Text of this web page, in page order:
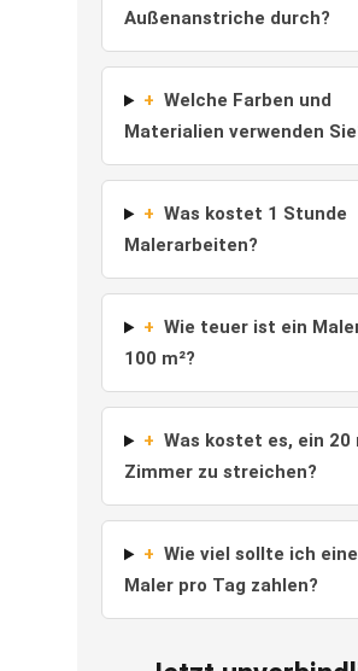
Außenanstriche durch?
+ Welche Farben und
Materialien verwenden
+ Was kostet 1 Stunde
Malerarbeiten?
+ Wie teuer ist ein
100 m²?
+ Was kostet es, ein 20
Zimmer zu streichen?
+ Wie viel sollte ich
Maler pro Tag zahlen?